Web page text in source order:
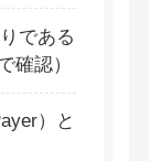
である
確認）
）と